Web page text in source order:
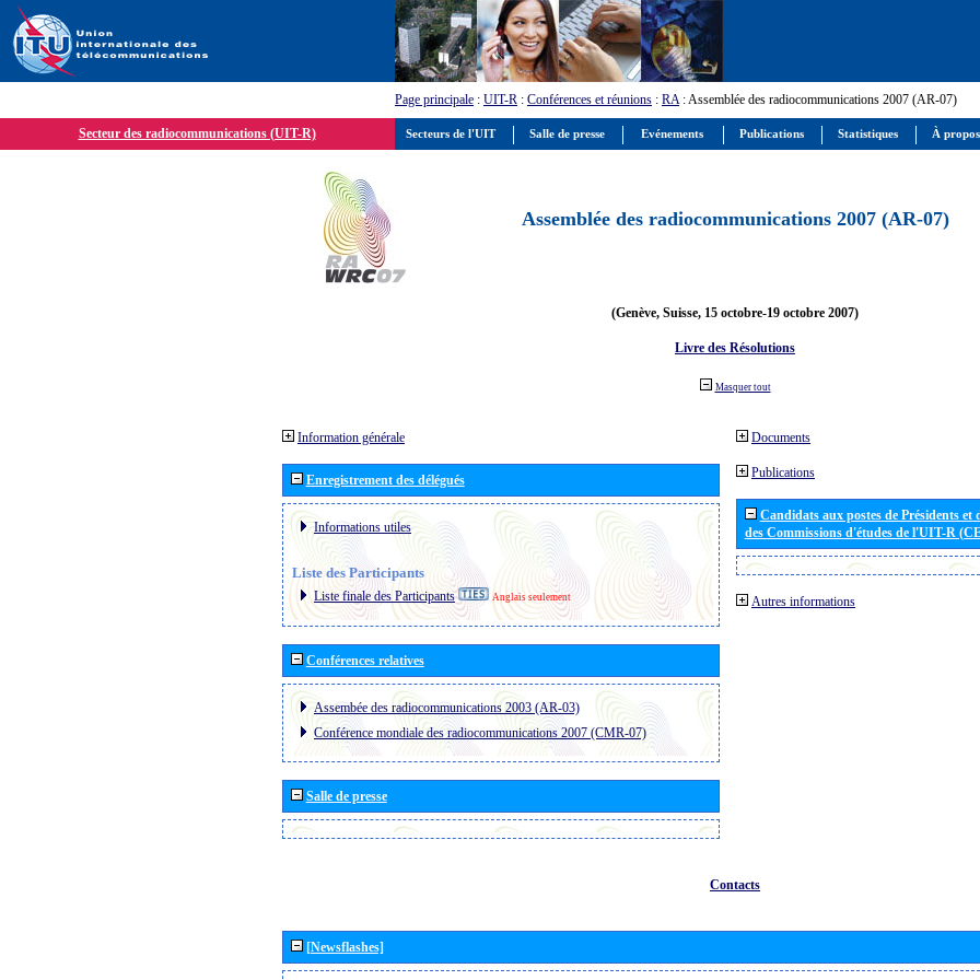
Page principale : UIT-R : Conférences et réunions : RA: Assemblée des radiocommunications 2007 (AR-07)
Secteur des radiocommunications (UIT-R)
Assemblée des radiocommunications 2007 (AR-07)
(Genève, Suisse, 15 octobre-19 octobre 2007)
Livre des Résolutions
Masquer tout
Information générale
Enregistrement des délégués
Informations utiles
Liste des Participants
Liste finale des Participants Anglais seulement
Conférences relatives
Assembée des radiocommunications 2003 (AR-03)
Conférence mondiale des radiocommunications 2007 (CMR-07)
Salle de presse
Documents
Publications
Candidats aux postes de Présidents et
des Commissions d'études de l'UIT-R
Autres informations
Contacts
[Newsflashes]
Secteurs de l'UIT Salle de presse Evénements Publications Statistiques À